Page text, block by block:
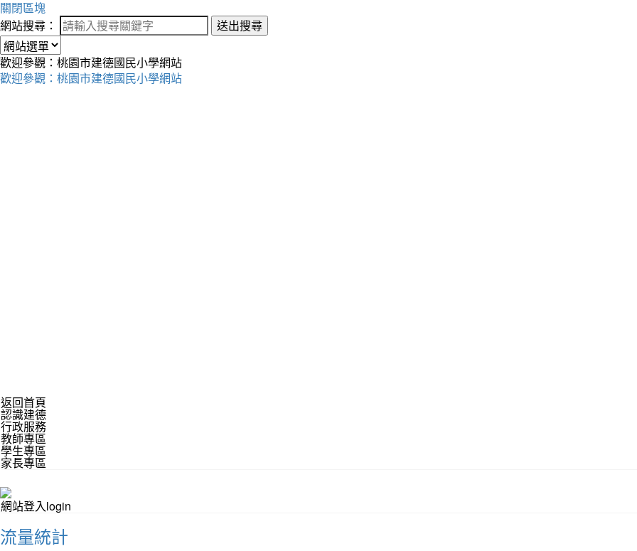
關閉區塊
網站搜尋：
送出搜尋
歡迎參觀：桃園市建德國民小學網站
歡迎參觀：桃園市建德國民小學網站
返回首頁
認識建德
行政服務
教師專區
學生專區
家長專區
網站登入login
流量統計